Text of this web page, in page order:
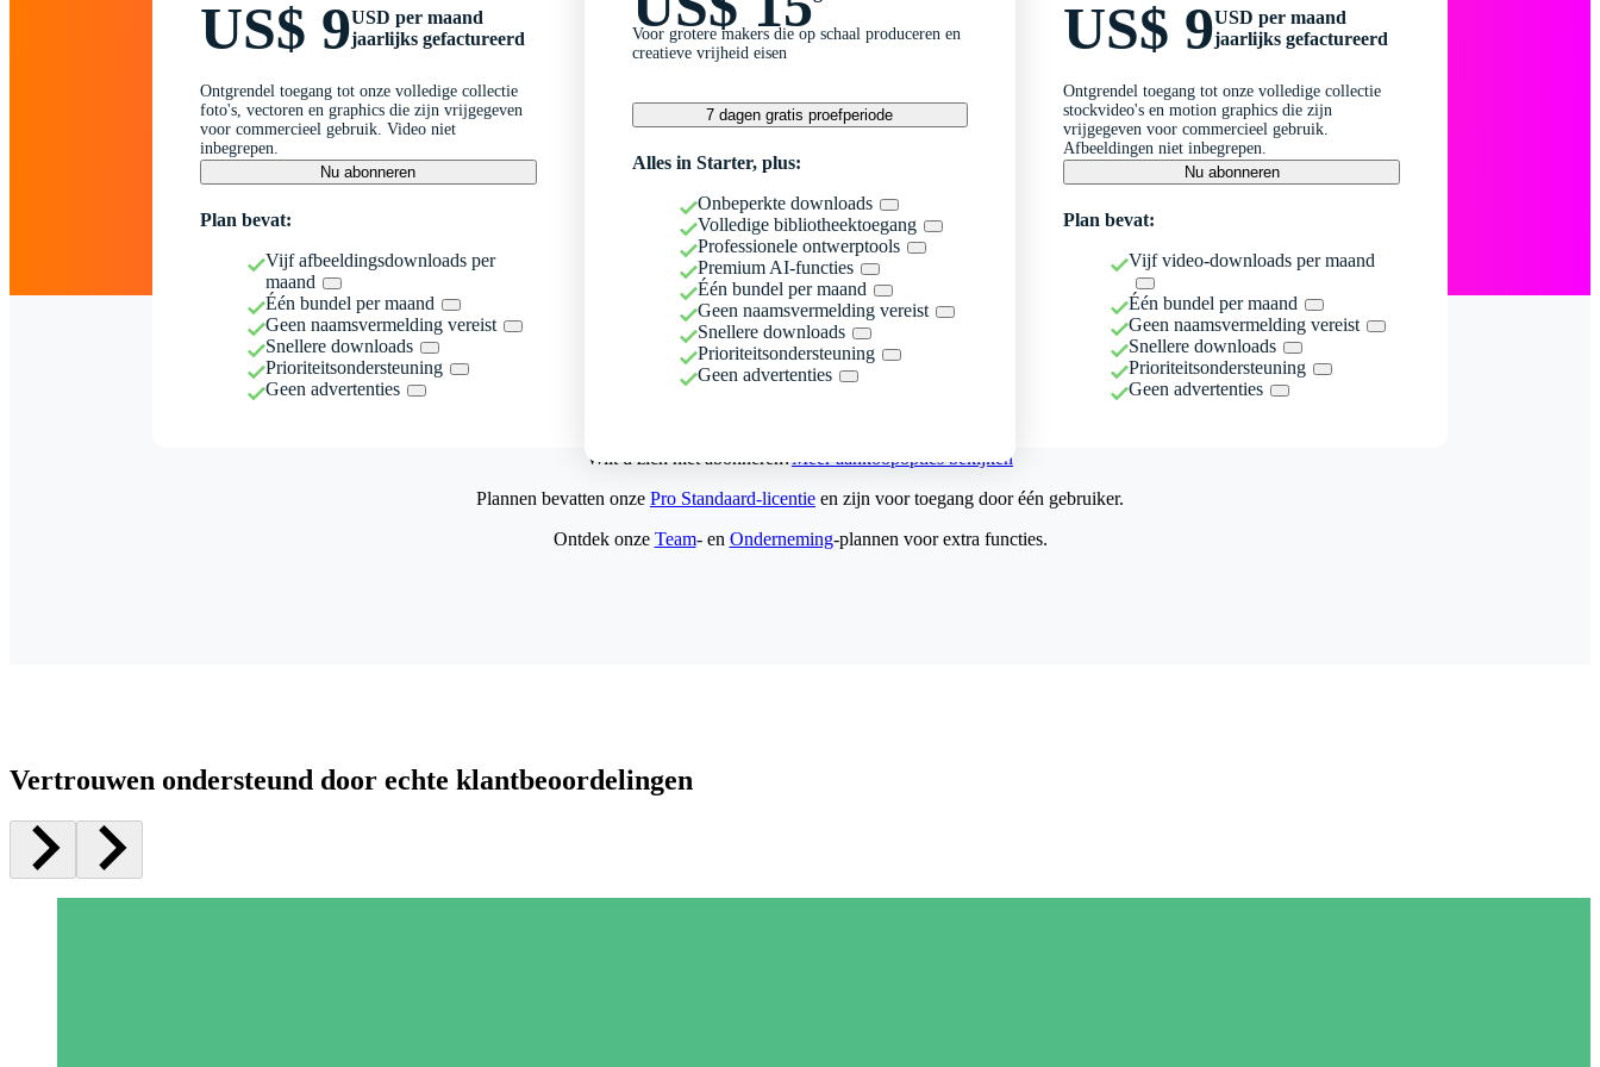
US$ 9USD per maand
jaarlijks gefactureerd
Ontgrendel toegang tot onze volledige collectie
foto's, vectoren en graphics die zijn vrijgegeven
voor commercieel gebruik. Video niet
inbegrepen.
Nu abonneren
Plan bevat:
Vijf afbeeldingsdownloads per
maand
Één bundel per maand
Geen naamsvermelding vereist
Snellere downloads
Prioriteitsondersteuning
Geen advertenties
Voor grotere makers die op schaal produceren en
creatieve vrijheid eisen
7 dagen gratis proefperiode
Alles in Starter, plus:
Onbeperkte downloads
Volledige bibliotheektoegang
Professionele ontwerptools
Premium AI-functies
Één bundel per maand
Geen naamsvermelding vereist
Snellere downloads
Prioriteitsondersteuning
Geen advertenties
US$ 9USD per maand
jaarlijks gefactureerd
Ontgrendel toegang tot onze volledige collectie
stockvideo's en motion graphics die zijn
vrijgegeven voor commercieel gebruik.
Afbeeldingen niet inbegrepen.
Nu abonneren
Plan bevat:
Vijf video-downloads per maand
Één bundel per maand
Geen naamsvermelding vereist
Snellere downloads
Prioriteitsondersteuning
Geen advertenties
Wilt u zich niet abonneren?Meer aankoopopties bekijken
Plannen bevatten onze Pro Standaard-licentie en zijn voor toegang door één gebruiker.
Ontdek onze Team- en Onderneming-plannen voor extra functies.
Vertrouwen ondersteund door echte klantbeoordelingen